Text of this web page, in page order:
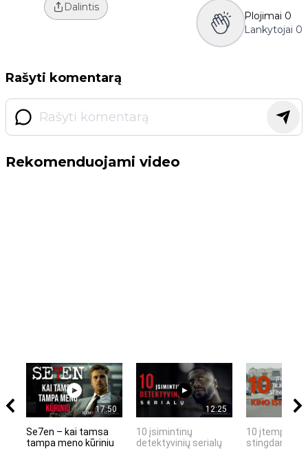
Dalintis
Plojimai 0
Lankytojai 0
Rašyti komentarą
Rekomenduojami video
17:50
Se7en – kai tamsa
tampa meno kūriniu
12:25
10 įsimintinų
detektyvinių serialų
10 įtemptų,
stingdančių